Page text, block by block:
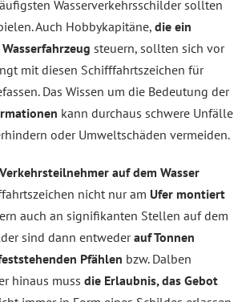
Wasserverkehrsschilder sollten
Auch Hobbykapitäne, die ein
steuern, sollten sich vor
mit diesen Schifffahrtszeichen für
Das Wissen um die Bedeutung der
kann durchaus schwere Unfälle
oder Umweltschäden vermeiden.
auf dem Wasser
nicht nur am Ufer montiert
auch an signifikanten Stellen auf dem
sind dann entwederauf Tonnen
Pfählen bzw. Dalben
hinaus muss die Erlaubnis, das Gebot